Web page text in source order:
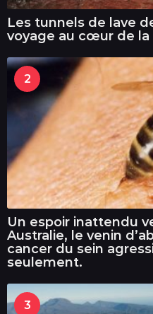
Les tunnels de lave
voyage au cœur de la
2
Un espoir inattendu
Australie, le venin
cancer du sein
seulement.
3